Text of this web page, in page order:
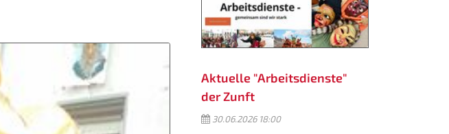
Aktuelle "Arbeitsdienste"
der Zunft
30.06.2026 18:00